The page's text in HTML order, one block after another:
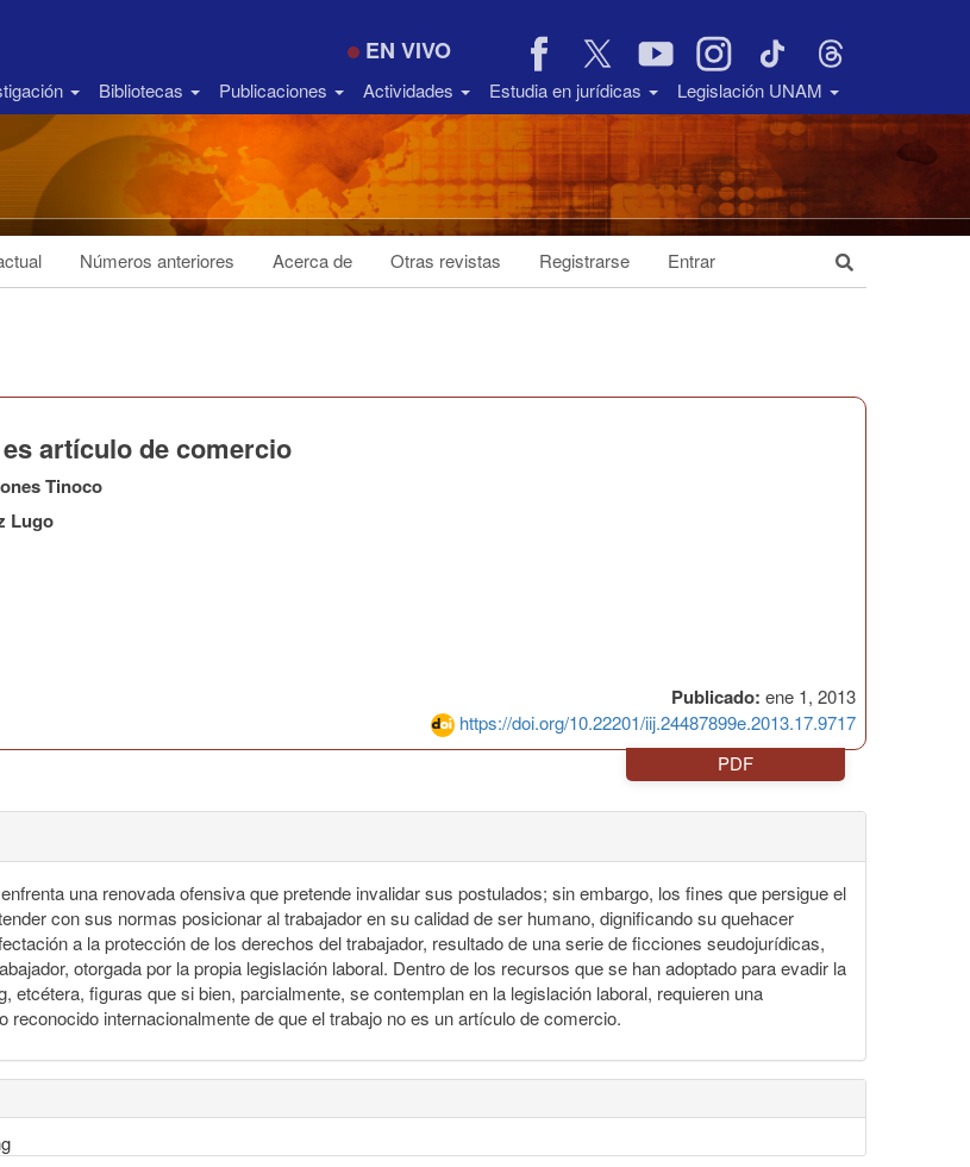
EN VIVO
Bibliotecas Publicaciones Actividades Estudia en jurídicas Legislación UNAM
Números anteriores Acerca de Otras revistas Registrarse Entrar
Publicado: ene 1, 2013
https://doi.org/10.22201/iij.24487899e.2013.17.9717
artículo de comercio
Tinoco
Lugo
PDF
una renovada ofensiva que pretende invalidar sus postulados; sin embargo, los fines que persigue el
con sus normas posicionar al trabajador en su calidad de ser humano, dignificando su quehacer
a la protección de los derechos del trabajador, resultado de una serie de ficciones seudojurídicas,
otorgada por la propia legislación laboral. Dentro de los recursos que se han adoptado para evadir la
figuras que si bien, parcialmente, se contemplan en la legislación laboral, requieren una
internacionalmente de que el trabajo no es un artículo de comercio.